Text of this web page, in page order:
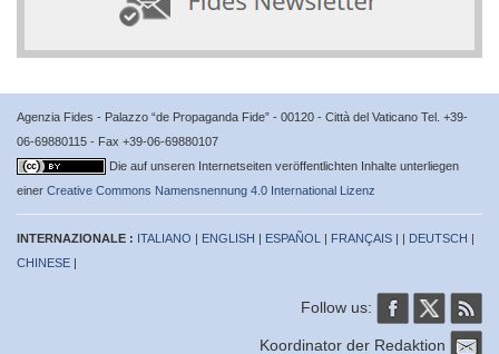
Agenzia Fides - Palazzo “de Propaganda Fide” - 00120 - Città del Vaticano Tel. +39-
06-69880115 - Fax +39-06-69880107
Die auf unseren Internetseiten veröffentlichten Inhalte unterliegen
einer Creative Commons Namensnennung 4.0 International Lizenz
INTERNAZIONALE : ITALIANO | ENGLISH | ESPAÑOL | FRANÇAIS | | DEUTSCH |
CHINESE |
Follow us:
Koordinator der Redaktion